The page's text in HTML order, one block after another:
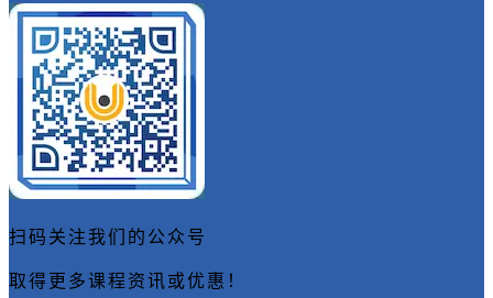
扫码关注我们的公众号
取得更多课程资讯或优惠！